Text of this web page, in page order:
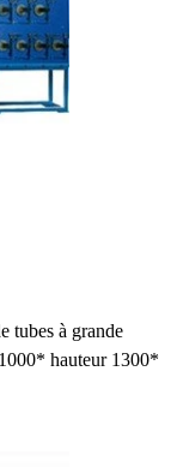
tubes à grande
hauteur 1300*